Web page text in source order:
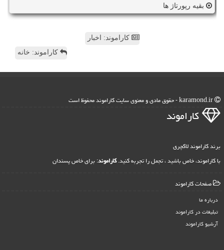
بقیه رپورتاژ ها
کاراموند: اخبار
کاراموند: خانه
كاراموند
برند کاراموند لاکچری
با کاراموند، خاص باشید ، تجمل را تجربه کنید.کاراموند: برای خاص پسندان
صفحات كاراموند
درباره ما
تبلیغات در كاراموند
آرشیو كاراموند